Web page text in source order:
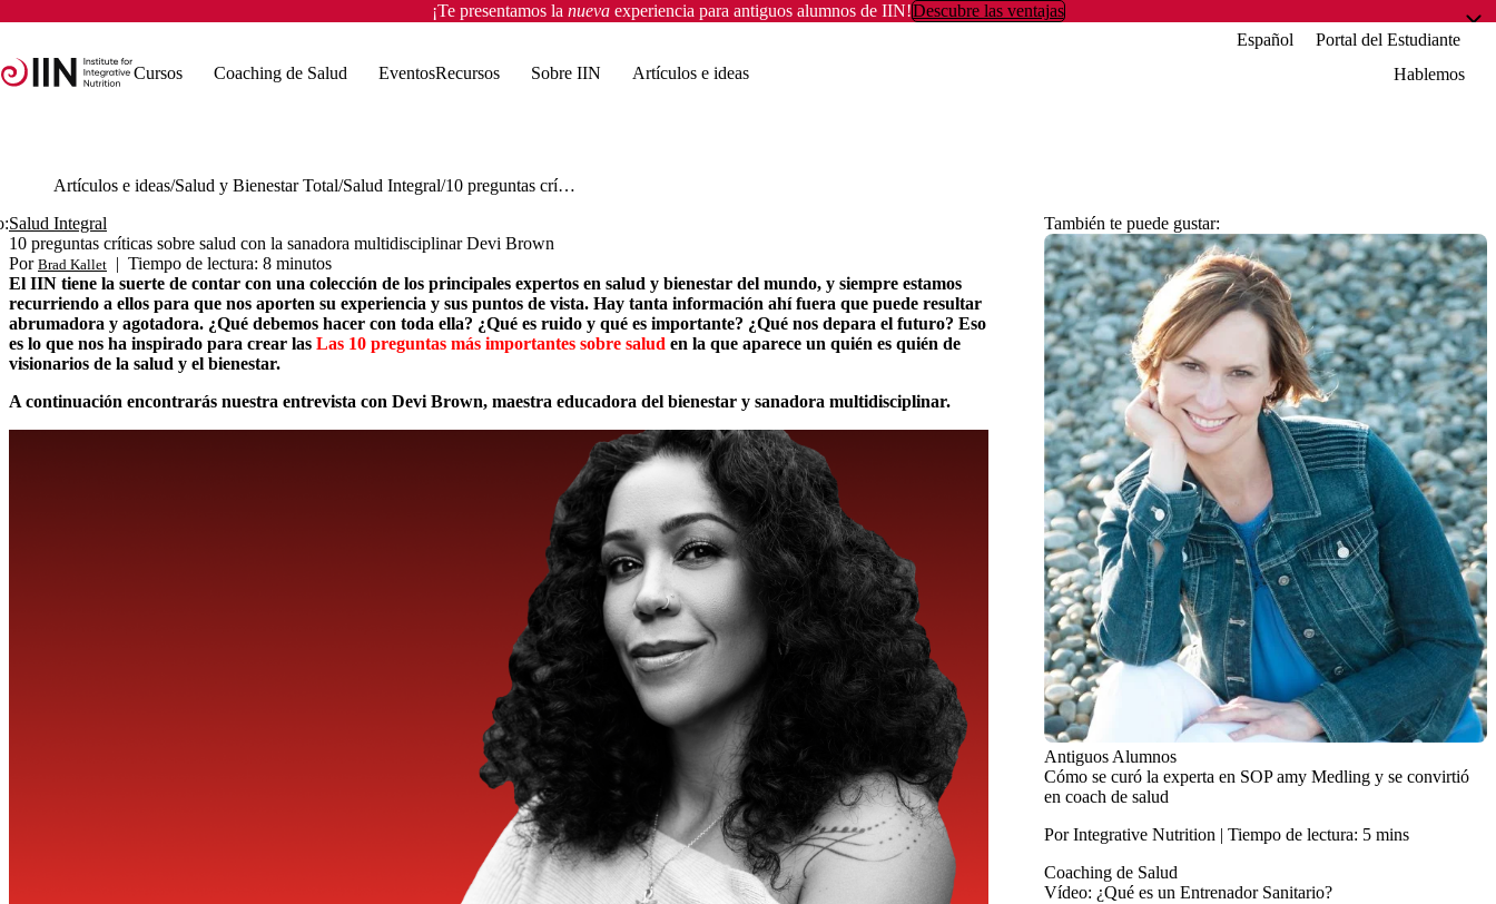
¡Te presentamos la nuevaexperiencia para antiguos alumnos de IIN!Descubre las ventajas
Español
Portal del Estudiante
Cursos
Coaching de Salud EventosRecursos Sobre IIN Artículos e ideas Hablemos
Artículos e ideas Salud y Bienestar Total Salud Integral
10 preguntas críticas sobre salud con la sanadora multidisciplinar Devi Brown
Salud Integral
10 preguntas críticas sobre salud con la sanadora multidisciplinar Devi Brown
Por Brad Kallet | Tiempo de lectura: 8 minutos
El IIN tiene la suerte de contar con una colección de los principales expertos en salud y bienestar del mundo, y siempre estamos
recurriendo a ellos para que nos aporten su experiencia y sus puntos de vista. Hay tanta información ahí fuera que puede resultar
abrumadora y agotadora. ¿Qué debemos hacer con toda ella? ¿Qué es ruido y qué es importante? ¿Qué nos depara el futuro? Eso
es lo que nos ha inspirado para crear las Las 10 preguntas más importantes sobre salud en la que aparece un quién es quién de
visionarios de la salud y el bienestar.
A continuación encontrarás nuestra entrevista con Devi Brown, maestra educadora del bienestar y sanadora multidisciplinar.
También te puede gustar:
Antiguos Alumnos
Cómo se curó la experta en SOP amy Medling y se convirtió
en coach de salud
Por Integrative Nutrition | Tiempo de lectura: 5 mins
Coaching de Salud
Vídeo: ¿Qué es un Entrenador Sanitario?